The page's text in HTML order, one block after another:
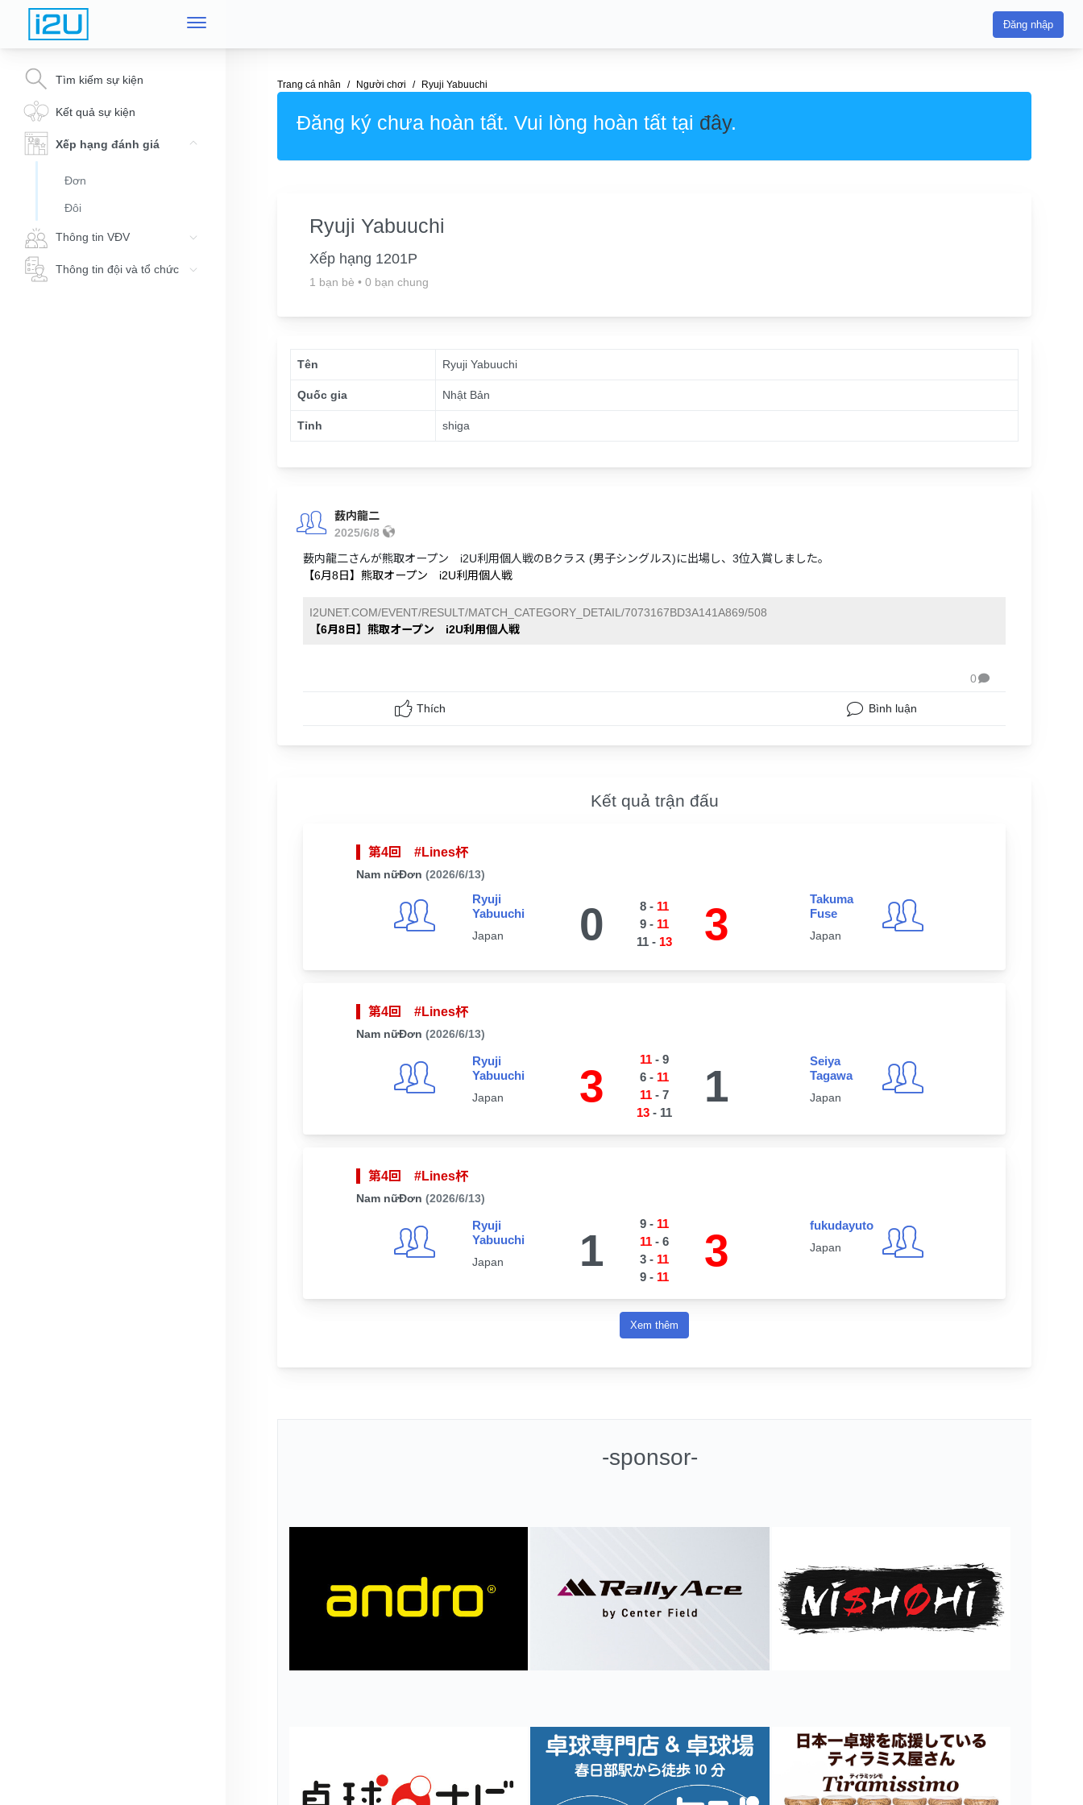
Đăng nhập
Tìm kiếm sự kiện
Kết quả sự kiện
Xếp hạng đánh giá
Đơn
Đôi
Thông tin VĐV
Thông tin đội và tổ chức
Trang cá nhân Người chơi Ryuji Yabuuchi
Đăng ký chưa hoàn tất. Vui lòng hoàn tất tại đây.
Ryuji Yabuuchi
Xếp hạng 1201P
1 bạn bè • 0 bạn chung
Tên Ryuji Yabuuchi
Quốc gia Nhật Bản
Tỉnh shiga
薮内龍二
2025/6/8
薮内龍二さんが熊取オープン i2U利用個人戦のBクラス (男子シングルス)に出場し、3位入賞しました。
【6月8日】熊取オープン i2U利用個人戦
I2UNET.COM/EVENT/RESULT/MATCH_CATEGORY_DETAIL/7073167BD3A141A869/508
【6月8日】熊取オープン i2U利用個人戦
0
Thích Bình luận
Kết quả trận đấu
第4回 #Lines杯
Nam nữĐơn (2026/6/13)
Ryuji
Yabuuchi
Japan 0 8- 11
9- 11
11- 13 3
Takuma
Fuse
Japan
第4回 #Lines杯
Nam nữĐơn (2026/6/13)
Ryuji
Yabuuchi
Japan 3
11- 9
6- 11
11- 7
13- 11
1
Seiya
Tagawa
Japan
第4回 #Lines杯
Nam nữĐơn (2026/6/13)
Ryuji
Yabuuchi
Japan 1
9- 11
11- 6
3- 11
9- 11
3
fukudayuto
Japan
Xem thêm
-sponsor-